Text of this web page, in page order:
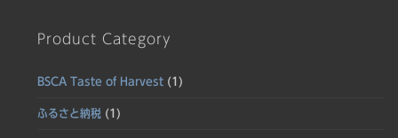
Product Category
BSCA Taste of Harvest (1)
ふるさと納税 (1)